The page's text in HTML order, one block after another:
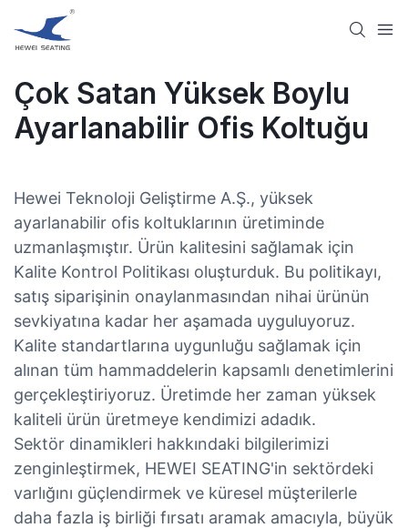
Çok Satan Yüksek Boylu
Ayarlanabilir Ofis Koltuğu
Hewei Teknoloji Geliştirme A.Ş., yüksek
ayarlanabilir ofis koltuklarının üretiminde
uzmanlaşmıştır. Ürün kalitesini sağlamak için
Kalite Kontrol Politikası oluşturduk. Bu politikayı,
satış siparişinin onaylanmasından nihai ürünün
sevkiyatına kadar her aşamada uyguluyoruz.
Kalite standartlarına uygunluğu sağlamak için
alınan tüm hammaddelerin kapsamlı denetimlerini
gerçekleştiriyoruz. Üretimde her zaman yüksek
kaliteli ürün üretmeye kendimizi adadık.
Sektör dinamikleri hakkındaki bilgilerimizi
zenginleştirmek, HEWEI SEATING'in sektördeki
varlığını güçlendirmek ve küresel müşterilerle
daha fazla iş birliği fırsatı aramak amacıyla, büyük